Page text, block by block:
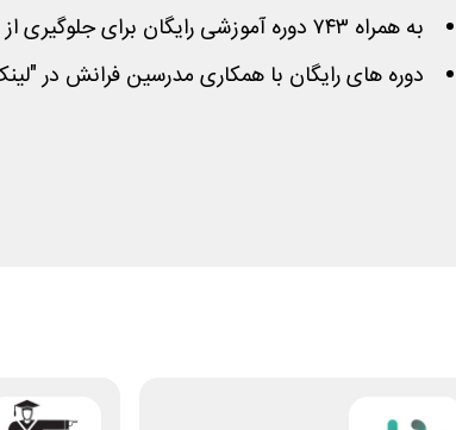
به همراه ۷۴۳ دوره آموزشی رایگان برای جلوگیری از کرونا
دوره های رایگان با همکاری مدرسین فرانش در